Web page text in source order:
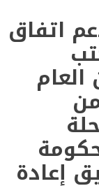
اتفاق
إعادة